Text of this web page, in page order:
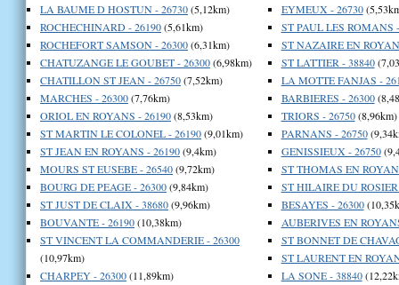
LA BAUME D HOSTUN - 26730(5,12km)
ROCHECHINARD - 26190(5,61km)
ROCHEFORT SAMSON - 26300(6,31km)
CHATUZANGE LE GOUBET - 26300(6,98km)
CHATILLON ST JEAN - 26750(7,52km)
MARCHES - 26300(7,76km)
ORIOL EN ROYANS - 26190(8,53km)
ST MARTIN LE COLONEL - 26190(9,01km)
ST JEAN EN ROYANS - 26190(9,4km)
MOURS ST EUSEBE - 26540(9,72km)
BOURG DE PEAGE - 26300(9,84km)
ST JUST DE CLAIX - 38680(9,96km)
BOUVANTE - 26190(10,38km)
ST VINCENT LA COMMANDERIE - 26300
(10,97km)
CHARPEY - 26300(11,89km)
EYMEUX - 26730
ST PAUL LES ROMANS
ST NAZAIRE EN
ST LATTIER - 38840
LA MOTTE FANJAS -
BARBIERES - 26300
TRIORS - 26750(8,96km)
PARNANS - 26750
GENISSIEUX - 26750
ST THOMAS EN
ST HILAIRE DU ROSIER
BESAYES - 26300
AUBERIVES EN
ST BONNET DE
ST LAURENT EN
LA SONE - 38840